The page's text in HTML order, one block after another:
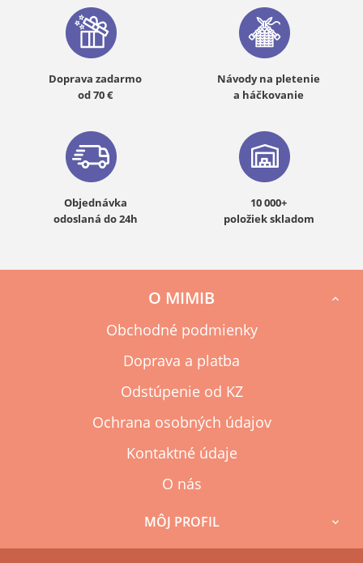
Doprava zadarmo
od 70 €
Návody na pletenie
a háčkovanie
Objednávka
odoslaná do 24h
10 000+
položiek skladom
O MIMIB 
Obchodné podmienky
Doprava a platba
Odstúpenie od KZ
Ochrana osobných údajov
Kontaktné údaje
O nás
MÔJ PROFIL 